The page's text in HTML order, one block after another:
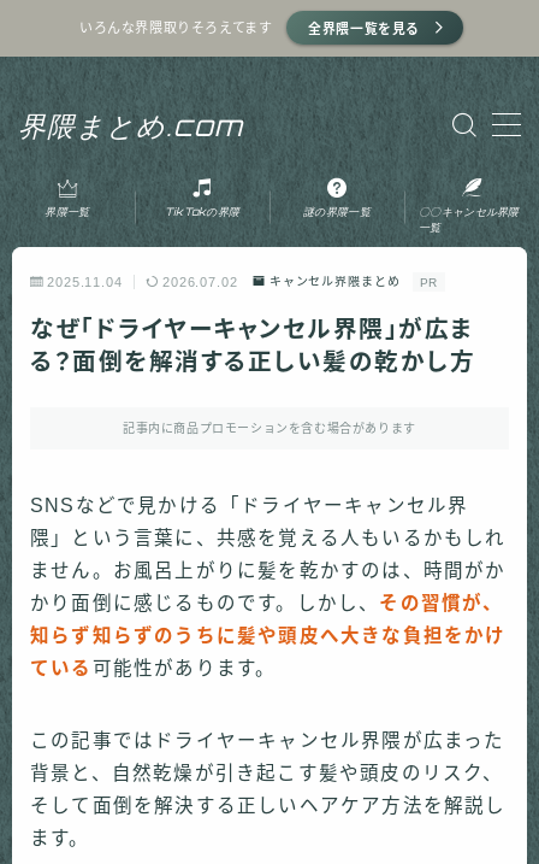
いろんな界隈取りそろえてます 全界隈一覧を見る
界隈まとめ.com
MENU
ホーム
プライバシーポリシー
運営者情報
お問い合わせ
界隈一覧 TikTokの界隈 謎の界隈一覧
〇〇キャンセル界隈
一覧
2025.11.04 2026.07.02 キャンセル界隈まとめ PR
なぜ「ドライヤーキャンセル界隈」が広ま
る？面倒を解消する正しい髪の乾かし方
記事内に商品プロモーションを含む場合があります
SNSなどで見かける「ドライヤーキャンセル界
隈」という言葉に、共感を覚える人もいるかもしれ
ません。お風呂上がりに髪を乾かすのは、時間がか
かり面倒に感じるものです。しかし、 その習慣が、
知らず知らずのうちに髪や頭皮へ大きな負担をかけ
ている 可能性があります。
この記事ではドライヤーキャンセル界隈が広まった
背景と、自然乾燥が引き起こす髪や頭皮のリスク、
そして面倒を解決する正しいヘアケア方法を解説し
ます。